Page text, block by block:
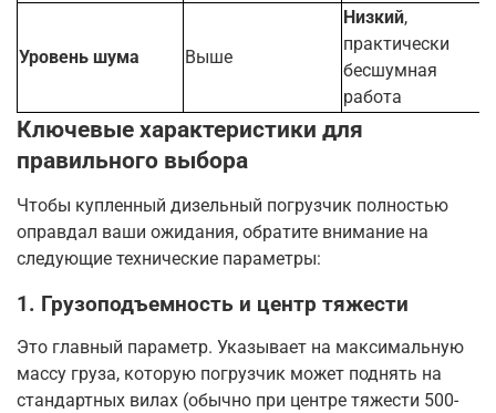
Уровень шума Выше
Низкий,
практически
бесшумная
работа
Ключевые характеристики для
правильного выбора
Чтобы купленный дизельный погрузчик полностью
оправдал ваши ожидания, обратите внимание на
следующие технические параметры:
1. Грузоподъемность и центр тяжести
Это главный параметр. Указывает на максимальную
массу груза, которую погрузчик может поднять на
стандартных вилах (обычно при центре тяжести 500-